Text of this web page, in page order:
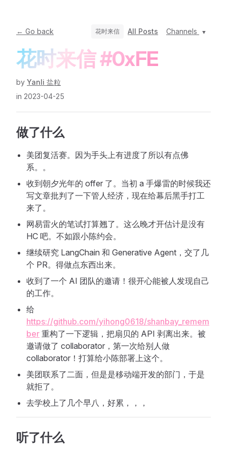
← Go back 花时来信 All Posts Channels
花时来信 #0xFE
by Yanli 盐粒
in 2023-04-25
做了什么
美团复活赛。因为手头上有进度了所以有点佛
系。。
收到朝夕光年的 offer 了。当初 a 手爆雷的时候我还
写文章批判了一下管人经济，现在给幕后黑手打工
来了。
网易雷火的笔试打算翘了。这么晚才开估计是没有
HC 吧。不如跟小陈约会。
继续研究 LangChain 和 Generative Agent，交了几
个 PR。得做点东西出来。
收到了一个 AI 团队的邀请！很开心能被人发现自己
的工作。
给
https://github.com/yihong0618/shanbay_remem
ber 重构了一下逻辑，把扇贝的 API 剥离出来。被
邀请做了 collaborator，第一次给别人做
collaborator！打算给小陈部署上这个。
美团联系了二面，但是是移动端开发的部门，于是
就拒了。
去学校上了几个早八，好累，，，
听了什么